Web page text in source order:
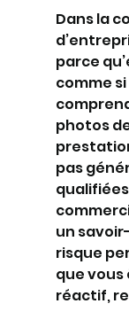
Dans la
parce
comme
photos
pas
un
risque
que
réactif,